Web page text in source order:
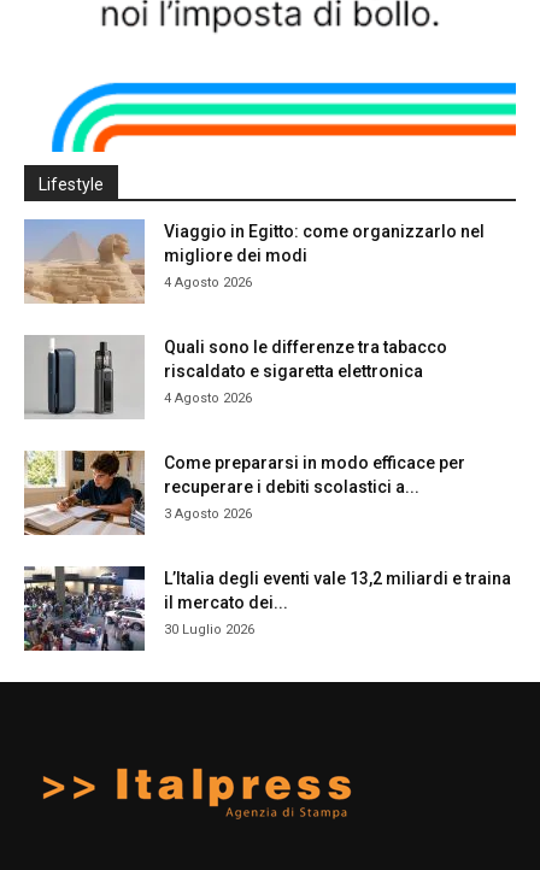
Lifestyle
Viaggio in Egitto: come organizzarlo nel
migliore dei modi
4 Agosto 2026
Quali sono le differenze tra tabacco
riscaldato e sigaretta elettronica
4 Agosto 2026
Come prepararsi in modo efficace per
recuperare i debiti scolastici a...
3 Agosto 2026
L’Italia degli eventi vale 13,2 miliardi e traina
il mercato dei...
30 Luglio 2026